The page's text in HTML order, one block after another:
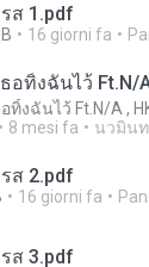
ส 1.pdf
16 giorni fa
ธอทิ้งฉันไว้ Ft.N/
อทิ้งฉันไว้ Ft.N/A ,
8 mesi fa นวมิน
ส 2.pdf
16 giorni fa
ส 3.pdf